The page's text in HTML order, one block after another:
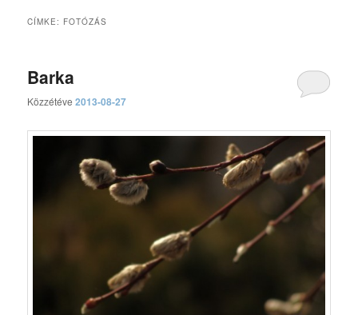
CÍMKE: FOTÓZÁS
Barka
Közzétéve2013-08-27